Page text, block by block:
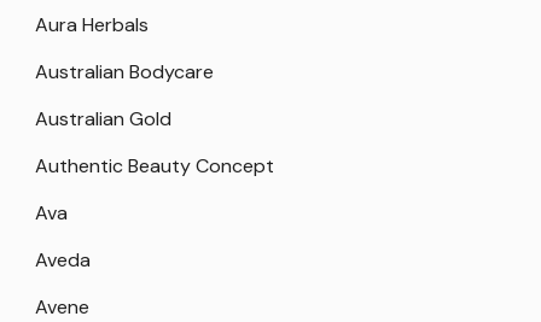
Aura Herbals
Australian Bodycare
Australian Gold
Authentic Beauty Concept
Ava
Aveda
Avene